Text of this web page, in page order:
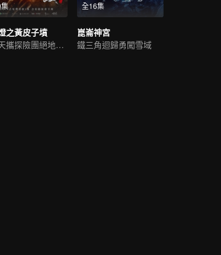
之黃皮子墳
阮經天攜探險團絕地求生
全16集
崑崙神宮
鐵三角迴歸勇闖雪域